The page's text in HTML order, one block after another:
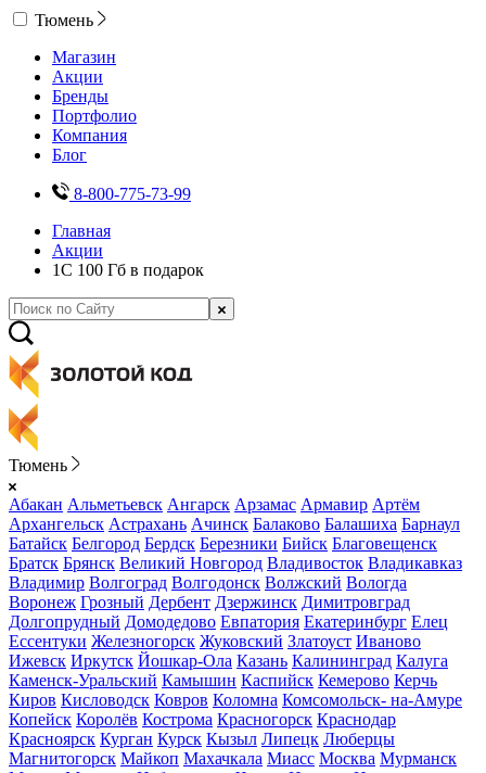
Тюмень
Магазин
Акции
Бренды
Портфолио
Компания
Блог
8-800-775-73-99
Главная
Акции
1С 100 Гб в подарок
Тюмень
Абакан Альметьевск Ангарск Арзамас Армавир Артём
Архангельск Астрахань Ачинск Балаково Балашиха Барнаул
Батайск Белгород Бердск Березники Бийск Благовещенск
Братск Брянск Великий Новгород Владивосток Владикавказ
Владимир Волгоград Волгодонск Волжский Вологда
Воронеж Грозный Дербент Дзержинск Димитровград
Долгопрудный Домодедово Евпатория Екатеринбург Елец
Ессентуки Железногорск Жуковский Златоуст Иваново
Ижевск Иркутск Йошкар-Ола Казань Калининград Калуга
Каменск-Уральский Камышин Каспийск Кемерово Керчь
Киров Кисловодск Ковров Коломна Комсомольск- на-Амуре
Копейск Королёв Кострома Красногорск Краснодар
Красноярск Курган Курск Кызыл Липецк Люберцы
Магнитогорск Майкоп Махачкала Миасс Москва Мурманск